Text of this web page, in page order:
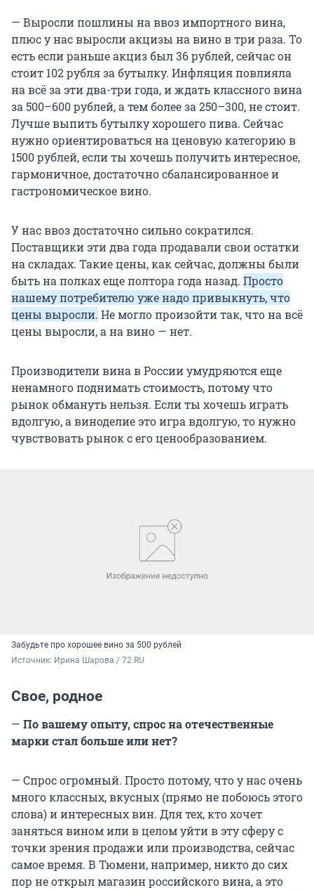
— Выросли пошлины на ввоз импортного вина,
плюс у нас выросли акцизы на вино в три раза. То
есть если раньше акциз был 36 рублей, сейчас он
стоит 102 рубля за бутылку. Инфляция повлияла
на всё за эти два-три года, и ждать классного вина
за 500–600 рублей, а тем более за 250–300, не стоит.
Лучше выпить бутылку хорошего пива. Сейчас
нужно ориентироваться на ценовую категорию в
1500 рублей, если ты хочешь получить интересное,
гармоничное, достаточно сбалансированное и
гастрономическое вино.
У нас ввоз достаточно сильно сократился.
Поставщики эти два года продавали свои остатки
на складах. Такие цены, как сейчас, должны были
быть на полках еще полтора года назад. Просто
нашему потребителю уже надо привыкнуть, что
цены выросли. Не могло произойти так, что на всё
цены выросли, а на вино — нет.
Производители вина в России умудряются еще
ненамного поднимать стоимость, потому что
рынок обмануть нельзя. Если ты хочешь играть
вдолгую, а виноделие это игра вдолгую, то нужно
чувствовать рынок с его ценообразованием.
Забудьте про хорошее вино за 500 рублей
Источник: Ирина Шарова / 72.RU
Свое, родное
— По вашему опыту, спрос на отечественные
марки стал больше или нет?
— Спрос огромный. Просто потому, что у нас очень
много классных, вкусных (прямо не побоюсь этого
слова) и интересных вин. Для тех, кто хочет
заняться вином или в целом уйти в эту сферу с
точки зрения продажи или производства, сейчас
самое время. В Тюмени, например, никто до сих
пор не открыл магазин российского вина, а это